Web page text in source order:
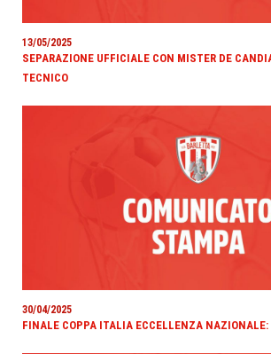
13/05/2025
SEPARAZIONE UFFICIALE CON MISTER DE
TECNICO
30/04/2025
FINALE COPPA ITALIA ECCELLENZA